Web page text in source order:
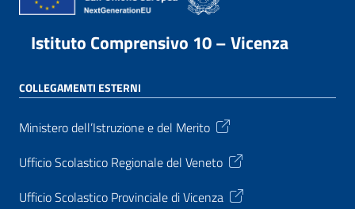
Istituto Comprensivo 10 – Vicenza
COLLEGAMENTI ESTERNI
Ministero dell’Istruzione e del Merito
Ufficio Scolastico Regionale del Veneto
Ufficio Scolastico Provinciale di Vicenza